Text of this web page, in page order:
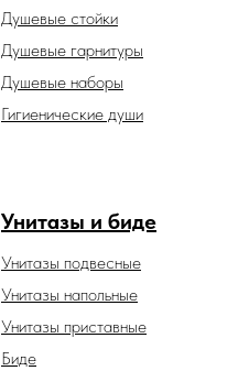
Душевые гарнитуры
Гигиенические души
Душевые наборы
Унитазы и биде
Унитазы подвесные
Унитазы напольные
Унитазы приставные
Душевые стойки
Биде